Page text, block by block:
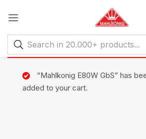
“Mahlkonig E80W GbS” has
added to your cart.